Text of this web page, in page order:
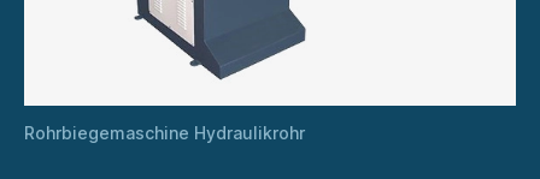
Rohrbiegemaschine Hydraulikrohr